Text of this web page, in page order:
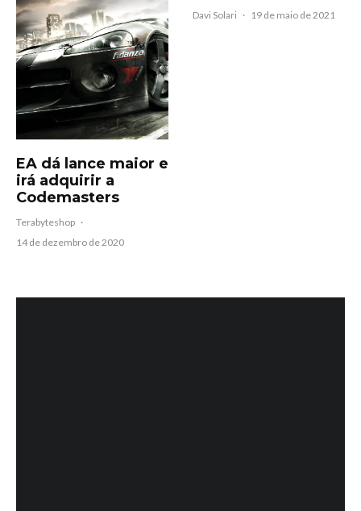
EA dá lance maior e
irá adquirir a
Codemasters
Terabyteshop ·
14 de dezembro de 2020
Davi Solari · 19 de maio de 2021